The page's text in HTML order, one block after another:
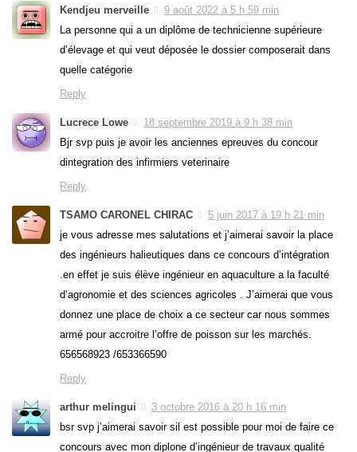
Kendjeu merveille
9 août 2022 à 5 h 59 min
La personne qui a un diplôme de technicienne supérieure
d’élevage et qui veut déposée le dossier composerait dans
quelle catégorie
Reply
Lucrece Lowe
18 septembre 2019 à 9 h 38 min
Bjr svp puis je avoir les anciennes epreuves du concour
dintegration des infirmiers veterinaire
Reply
TSAMO CARONEL CHIRAC
5 juin 2017 à 19 h 21 min
je vous adresse mes salutations et j’aimerai savoir la place
des ingénieurs halieutiques dans ce concours d’intégration
.en effet je suis élève ingénieur en aquaculture a la faculté
d’agronomie et des sciences agricoles . J’aimerai que vous
donnez une place de choix a ce secteur car nous sommes
armé pour accroitre l’offre de poisson sur les marchés.
656568923 /653366590
Reply
arthur melingui
3 octobre 2016 à 20 h 16 min
bsr svp j’aimerai savoir sil est possible pour moi de faire ce
concours avec mon diplone d’ingénieur de travaux qualité